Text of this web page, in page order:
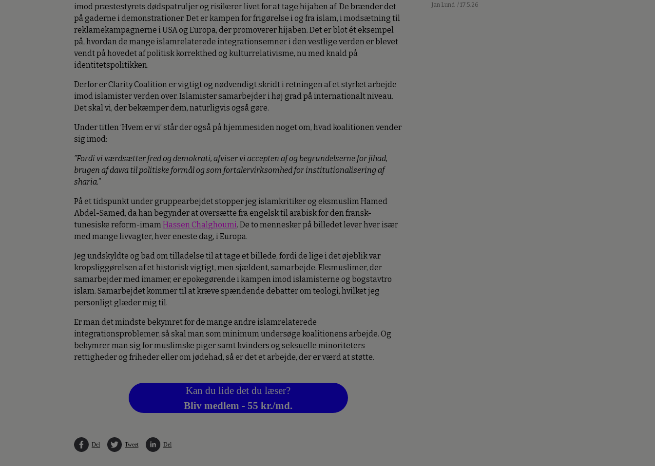
imod præstestyrets dødspatruljer og risikerer livet for at tage hijaben af. De brænder det
på gaderne i demonstrationer. Det er kampen for frigørelse i og fra islam, i modsætning til
reklamekampagnerne i USA og Europa, der promoverer hijaben. Det er blot ét eksempel
på, hvordan de mange islamrelaterede integrationsemner i den vestlige verden er blevet
vendt på hovedet af politisk korrekthed og kulturrelativisme, nu med knald på
identitetspolitikken.
Derfor er Clarity Coalition er vigtigt og nødvendigt skridt i retningen af et styrket arbejde
imod islamister verden over. Islamister samarbejder i høj grad på internationalt niveau.
Det skal vi, der bekæmper dem, naturligvis også gøre.
Under titlen ’Hvem er vi’ står der også på hjemmesiden noget om, hvad koalitionen vender
sig imod:
”Fordi vi værdsætter fred og demokrati, afviser vi accepten af og begrundelserne for jihad,
brugen af dawa til politiske formål og som fortalervirksomhed for institutionalisering af
sharia.”
På et tidspunkt under gruppearbejdet stopper jeg islamkritiker og eksmuslim Hamed
Abdel-Samed, da han begynder at oversætte fra engelsk til arabisk for den fransk-
tunesiske reform-imamHassen Chalghoumi. De to mennesker på billedet lever hver især
med mange livvagter, hver eneste dag, i Europa.
Jeg undskyldte og bad om tilladelse til at tage et billede, fordi de lige i det øjeblik var
kropsliggørelsen af et historisk vigtigt, men sjældent, samarbejde. Eksmuslimer, der
samarbejder med imamer, er epokegørende i kampen imod islamisterne og bogstavtro
islam. Samarbejdet kommer til at kræve spændende debatter om teologi, hvilket jeg
personligt glæder mig til.
Er man det mindste bekymret for de mange andre islamrelaterede
integrationsproblemer, så skal man som minimum undersøge koalitionens arbejde. Og
bekymrer man sig for muslimske piger samt kvinders og seksuelle minoriteters
rettigheder og friheder eller om jødehad, så er det et arbejde, der er værd at støtte.
Kan du lide det du læser?
Bliv medlem - 55 kr./md.
Del Tweet Del
Jan Lund / 17.5.26